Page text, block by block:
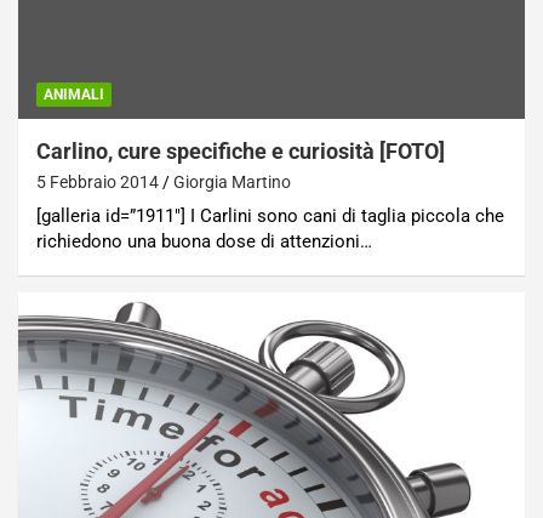
ANIMALI
Carlino, cure specifiche e curiosità [FOTO]
5 Febbraio 2014 Giorgia Martino
[galleria id=”1911″] I Carlini sono cani di taglia piccola che
richiedono una buona dose di attenzioni…